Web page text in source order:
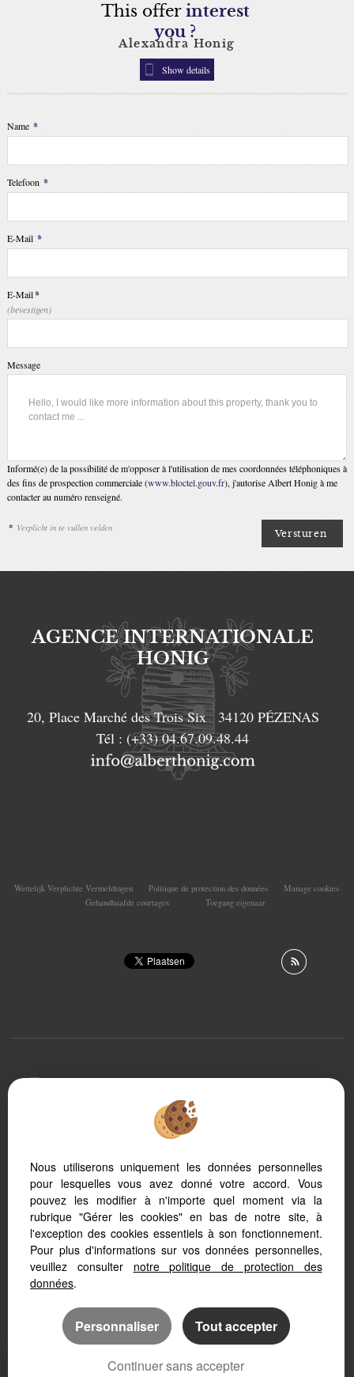
This offerinterest
you ?
Alexandra Honig
Show details
Name *
Telefoon *
E-Mail *
E-Mail*
(bevestigen)
Message
Informé(e) de la possibilité de m'opposer à l'utilisation de mes coordonnées téléphoniques à
des fins de prospection commerciale (www.bloctel.gouv.fr), j'autorise Albert Honig à me
contacter au numéro renseigné.
* Verplicht in te vullen velden
AGENCE INTERNATIONALE
HONIG
20, Place Marché des Trois Six 34120 PÉZENAS
Tél : (+33) 04.67.09.48.44
Wettelijk Verplichte Vermeldingen Politique de protection des données
Manage cookies
Gehandhaafde courtages
Toegang eigenaar
PC, tablet or smartphone, our site automatically adapts
to different types of screens
Logiciel immobilier Adapt Immo
Référencement immobilier
Nous utiliserons uniquement les données personnelles
pour lesquelles vous avez donné votre accord. Vous
pouvez les modifier à n'importe quel moment via la
rubrique "Gérer les cookies" en bas de notre site, à
l'exception des cookies essentiels à son fonctionnement.
Pour plus d'informations sur vos données personnelles,
veuillez consulter notre politique de protection des
données.
Personnaliser Tout accepter
Continuer sans accepter